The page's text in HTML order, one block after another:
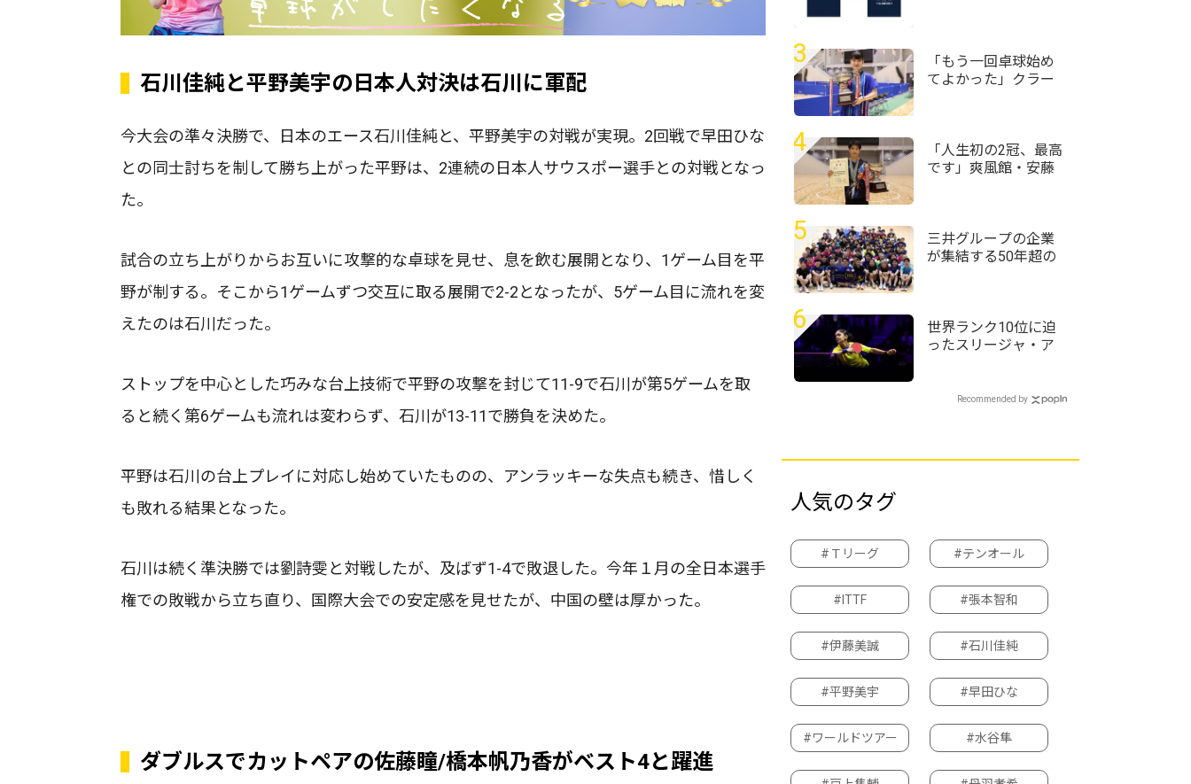
石川佳純と平野美宇の日本人対決は石川に軍配
今大会の準々決勝で、日本のエース石川佳純と、平野美宇の対戦が実現。2回戦で早田ひな
との同士討ちを制して勝ち上がった平野は、2連続の日本人サウスポー選手との対戦となっ
た。
試合の立ち上がりからお互いに攻撃的な卓球を見せ、息を飲む展開となり、1ゲーム目を平
野が制する。そこから1ゲームずつ交互に取る展開で2-2となったが、5ゲーム目に流れを変
えたのは石川だった。
ストップを中心とした巧みな台上技術で平野の攻撃を封じて11-9で石川が第5ゲームを取
ると続く第6ゲームも流れは変わらず、石川が13-11で勝負を決めた。
平野は石川の台上プレイに対応し始めていたものの、アンラッキーな失点も続き、惜しく
も敗れる結果となった。
石川は続く準決勝では劉詩雯と対戦したが、及ばず1-4で敗退した。今年１月の全日本選手
権での敗戦から立ち直り、国際大会での安定感を見せたが、中国の壁は厚かった。
ダブルスでカットペアの佐藤瞳/橋本帆乃香がベスト4と躍進
3
「もう一回卓球始め
てよかった」クラー
校定時制通信制卓球
大会＞
4
「人生初の2冠、最高
です」爽風館・安藤
国高等学校定時制通
信制卓球大会＞
5
三井グループの企業
が集結する50年超の
球・オール三井2026
＞
6
世界ランク10位に迫
ったスリージャ・ア
い始めた」＜卓球・
Recommended by
人気のタグ
#Ｔリーグ #テンオール
#ITTF #張本智和
#伊藤美誠 #石川佳純
#平野美宇 #早田ひな
#ワールドツアー #水谷隼